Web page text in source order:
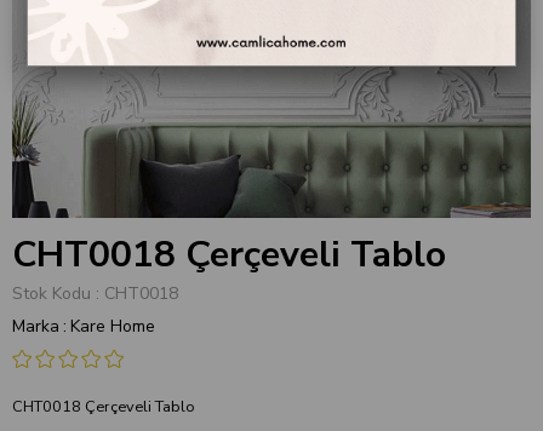
CHT0018 Çerçeveli Tablo
Stok Kodu
CHT0018
Marka : Kare Home
CHT0018 Çerçeveli Tablo